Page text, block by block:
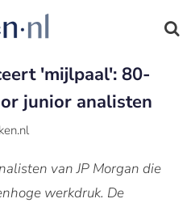
'mijlpaal': 80-
junior analisten
van JP Morgan die
werkdruk. De